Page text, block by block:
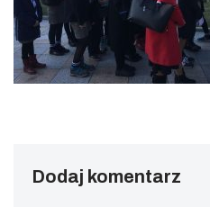
Dodaj komentarz